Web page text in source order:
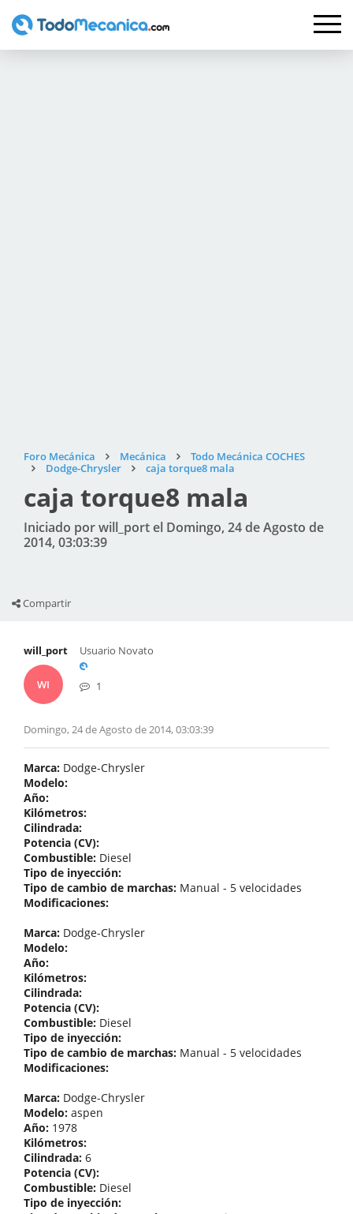
Foro Mecánica Mecánica
Todo Mecánica COCHES
Dodge-Chrysler
caja torque8 mala
caja torque8 mala
Iniciado por will_port el Domingo, 24 de Agosto de
2014, 03:03:39
Compartir
will_port
WI
Usuario Novato
1
Domingo, 24 de Agosto de 2014, 03:03:39
Marca: Dodge-Chrysler
Modelo:
Año:
Kilómetros:
Cilindrada:
Potencia (CV):
Combustible: Diesel
Tipo de inyección:
Tipo de cambio de marchas: Manual - 5 velocidades
Modificaciones:
Marca: Dodge-Chrysler
Modelo:
Año:
Kilómetros:
Cilindrada:
Potencia (CV):
Combustible: Diesel
Tipo de inyección:
Tipo de cambio de marchas: Manual - 5 velocidades
Modificaciones:
Marca: Dodge-Chrysler
Modelo: aspen
Año: 1978
Kilómetros:
Cilindrada: 6
Potencia (CV):
Combustible: Diesel
Tipo de inyección: